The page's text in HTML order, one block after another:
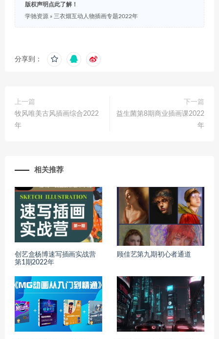
版权声明点此了解！
学驰资源 » 三衣畑互动人物插画专题2022年
分享到：
上一篇
牧风唯美古风插画综合2022
年
下一篇
益生菌第8期商业插画课2022
年
相关推荐
创艺盒杨博速写插画实战营
第1期2022年
顾佳艺第九期初心者通道